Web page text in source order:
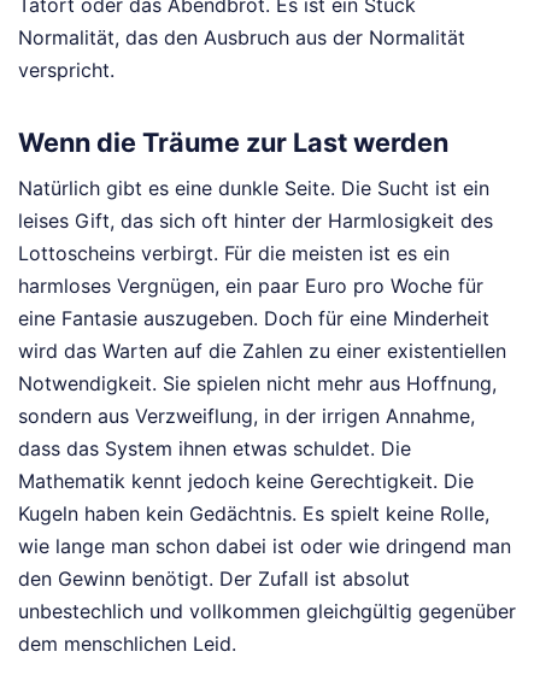
Normalität, das den Ausbruch aus der Normalität
verspricht.
Wenn die Träume zur Last werden
Natürlich gibt es eine dunkle Seite. Die Sucht ist ein
leises Gift, das sich oft hinter der Harmlosigkeit des
Lottoscheins verbirgt. Für die meisten ist es ein
harmloses Vergnügen, ein paar Euro pro Woche für
eine Fantasie auszugeben. Doch für eine Minderheit
wird das Warten auf die Zahlen zu einer existentiellen
Notwendigkeit. Sie spielen nicht mehr aus Hoffnung,
sondern aus Verzweiflung, in der irrigen Annahme,
dass das System ihnen etwas schuldet. Die
Mathematik kennt jedoch keine Gerechtigkeit. Die
Kugeln haben kein Gedächtnis. Es spielt keine Rolle,
wie lange man schon dabei ist oder wie dringend man
den Gewinn benötigt. Der Zufall ist absolut
unbestechlich und vollkommen gleichgültig gegenüber
dem menschlichen Leid.